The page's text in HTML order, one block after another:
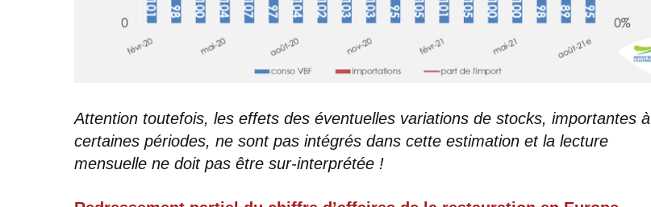
Attention toutefois, les effets des éventuelles variations de stocks, importantes à
certaines périodes, ne sont pas intégrés dans cette estimation et la lecture
mensuelle ne doit pas être sur-interprétée !